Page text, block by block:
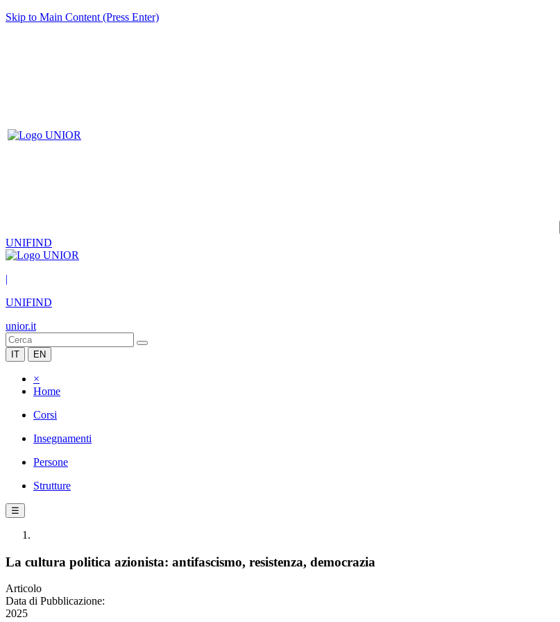
Skip to Main Content (Press Enter)
UNIFIND
|
UNIFIND
unior.it
IT EN
×
Home
Corsi
Insegnamenti
Persone
Strutture
☰
La cultura politica azionista: antifascismo, resistenza, democrazia
Articolo
Data di Pubblicazione:
2025